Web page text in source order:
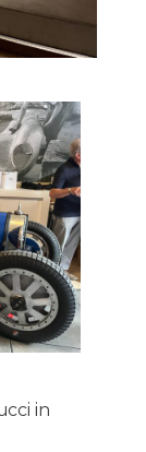
in